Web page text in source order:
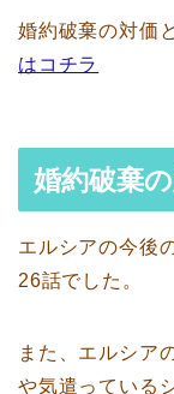
婚約破棄の対価
はコチラ
婚約破棄
エルシアの今後
26話でした。
また、エルシア
や気遣っている